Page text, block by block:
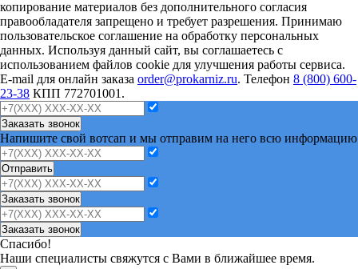
копирование материалов без дополнительного согласия
правообладателя запрещено и требует разрешения. Принимаю
пользовательское соглашение на обработку персональных
данных. Используя данный сайт, вы соглашаетесь с
использованием файлов cookie для улучшения работы сервиса.
E-mail для онлайн заказа order@prokarniz.ru. Телефон 8 (800) 600-
23-38 КПП 772701001.
Заказать звонок
Напишите свой вотсап и мы отправим на него всю информацию
Отправить
Заказать звонок
Заказать звонок
Спасибо!
Наши специалисты свяжутся с Вами в ближайшее время.